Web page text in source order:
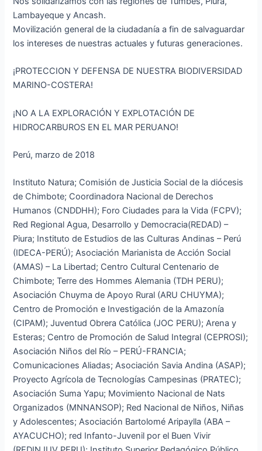
Lambayeque y Ancash.
Movilización general de la ciudadanía a fin de salvaguardar
los intereses de nuestras actuales y futuras generaciones.
¡PROTECCION Y DEFENSA DE NUESTRA BIODIVERSIDAD
MARINO-COSTERA!
¡NO A LA EXPLORACIÓN Y EXPLOTACIÓN DE
HIDROCARBUROS EN EL MAR PERUANO!
Perú, marzo de 2018
Instituto Natura; Comisión de Justicia Social de la diócesis
de Chimbote; Coordinadora Nacional de Derechos
Humanos (CNDDHH); Foro Ciudades para la Vida (FCPV);
Red Regional Agua, Desarrollo y Democracia(REDAD) –
Piura; Instituto de Estudios de las Culturas Andinas – Perú
(IDECA-PERÚ); Asociación Marianista de Acción Social
(AMAS) – La Libertad; Centro Cultural Centenario de
Chimbote; Terre des Hommes Alemania (TDH PERU);
Asociación Chuyma de Apoyo Rural (ARU CHUYMA);
Centro de Promoción e Investigación de la Amazonía
(CIPAM); Juventud Obrera Católica (JOC PERU); Arena y
Esteras; Centro de Promoción de Salud Integral (CEPROSI);
Asociación Niños del Río – PERÚ-FRANCIA;
Comunicaciones Aliadas; Asociación Savia Andina (ASAP);
Proyecto Agrícola de Tecnologías Campesinas (PRATEC);
Asociación Suma Yapu; Movimiento Nacional de Nats
Organizados (MNNANSOP); Red Nacional de Niños, Niñas
y Adolescentes; Asociación Bartolomé Aripaylla (ABA –
AYACUCHO); red Infanto-Juvenil por el Buen Vivir